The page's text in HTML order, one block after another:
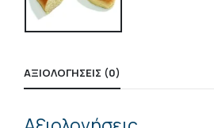
ΑΞΙΟΛΟΓΉΣΕΙΣ (0)